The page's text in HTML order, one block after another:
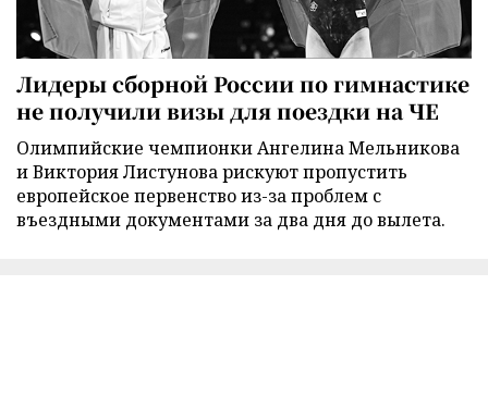
Лидеры сборной России по гимнастике
не получили визы для поездки на ЧЕ
Олимпийские чемпионки Ангелина Мельникова
и Виктория Листунова рискуют пропустить
европейское первенство из-за проблем с
въездными документами за два дня до вылета.